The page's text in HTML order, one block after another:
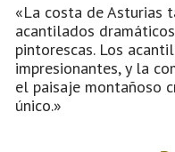
«La costa de Asturias
acantilados
pintorescas. Los
impresionantes, y la
el paisaje montañoso
único.»